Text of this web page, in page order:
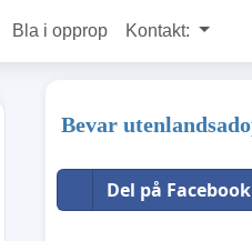
Bla i opprop Kontakt:
Bevar
Del på Facebook